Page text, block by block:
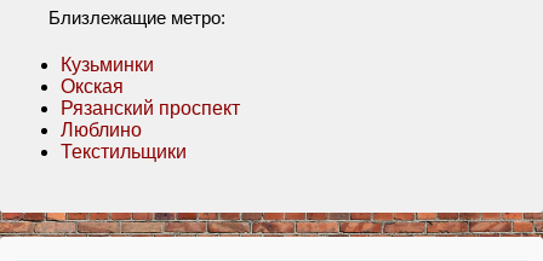
Близлежащие метро:
Кузьминки
Окская
Рязанский проспект
Люблино
Текстильщики